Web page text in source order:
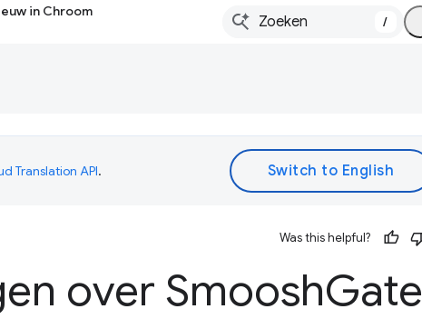
in Chroom
/
Translation API.
Was this helpful?
over SmooshGate